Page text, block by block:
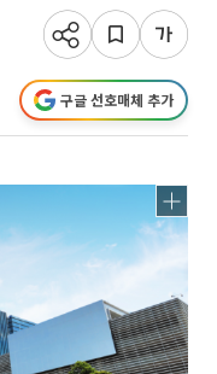
구글 선호매체 추가